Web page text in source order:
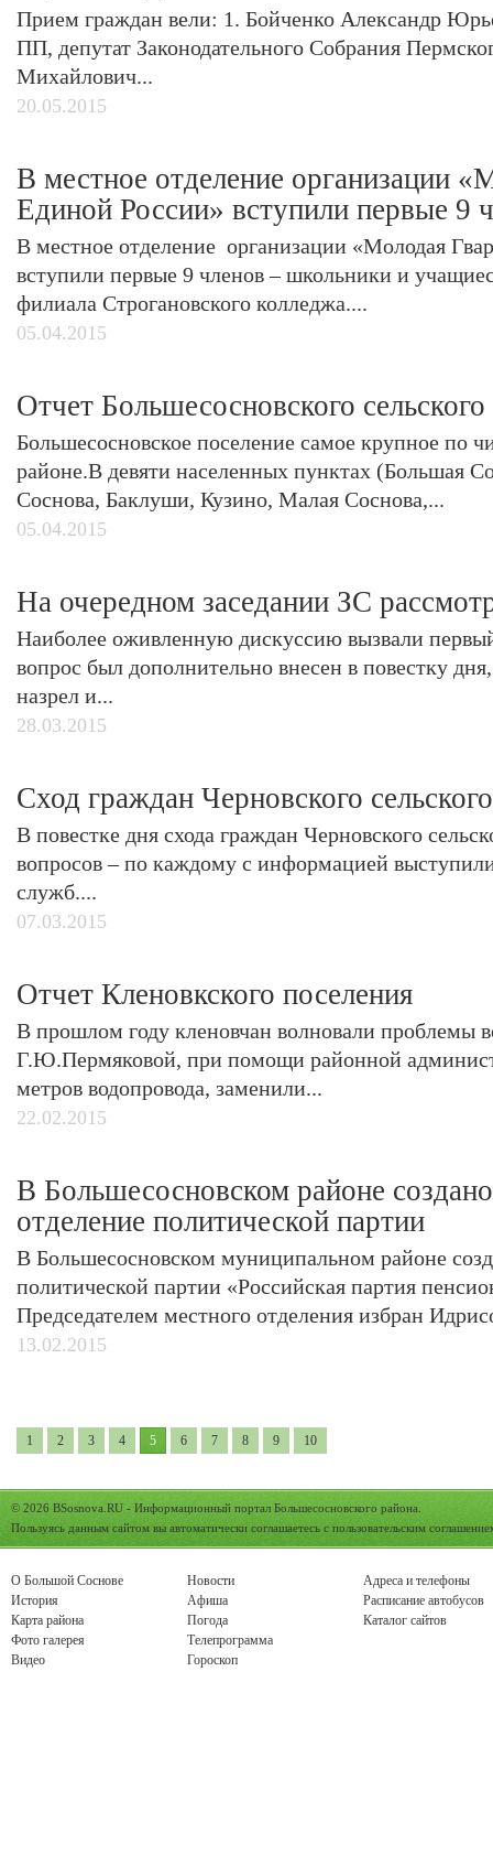
Прием граждан вели: 1. Бойченко Александр
ПП, депутат Законодательного Собрания
Михайлович...
20.05.2015
В местное отделение организации
Единой России» вступили первые 9
В местное отделение организации «Молодая
вступили первые 9 членов – школьники и
филиала Строгановского колледжа....
05.04.2015
Отчет Большесосновского
Большесосновское поселение самое крупное по
районе.В девяти населенных пунктах (Большая
Соснова, Баклуши, Кузино, Малая Соснова,...
05.04.2015
На очередном заседании ЗС
Наиболее оживленную дискуссию вызвали
вопрос был дополнительно внесен в повестку
назрел и...
28.03.2015
Сход граждан Черновского
В повестке дня схода граждан Черновского
вопросов – по каждому с информацией
служб....
07.03.2015
Отчет Кленовкского поселения
В прошлом году кленовчан волновали проблемы
Г.Ю.Пермяковой, при помощи районной
метров водопровода, заменили...
22.02.2015
В Большесосновском районе
отделение политической партии
В Большесосновском муниципальном районе
политической партии «Российская партия
Председателем местного отделения избран
13.02.2015
1 2 3 4 5 6 7 8 9 10
© 2026 BSosnova.RU - Информационный портал Большесосновского района.
Пользуясь данным сайтом вы автоматически соглашаетесь с пользовательским
О Большой Соснове
История
Карта района
Фото галерея
Видео
Новости
Афиша
Погода
Телепрограмма
Гороскоп
Адреса и телефоны
Расписание автобусов
Каталог сайтов